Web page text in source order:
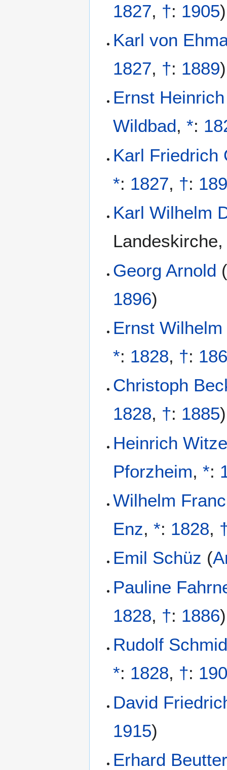
1827, †: 1905)
Karl von
1827, †: 1889)
Ernst
Wildbad,*:
Karl Friedrich
*: 1827, †:
Karl Wilhelm
Landeskirche
Georg Arnold
1896)
Ernst
*: 1828, †:
Christoph
1828, †: 1885)
Heinrich
Pforzheim,*:
Wilhelm
Enz,*: 1828,
Emil Schüz (
Pauline
1828, †: 1886)
Rudolf
*: 1828, †:
David
1915)
Erhard